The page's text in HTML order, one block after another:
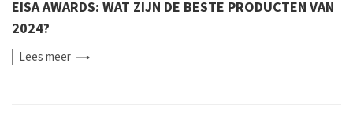
EISA AWARDS: WAT ZIJN DE BESTE PRODUCTEN VAN
2024?
Leesmeer